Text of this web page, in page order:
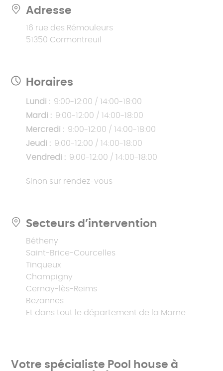
Adresse
16 rue des Rémouleurs
51350 Cormontreuil
Horaires
Lundi : 9:00-12:00 / 14:00-18:00
Mardi : 9:00-12:00 / 14:00-18:00
Mercredi : 9:00-12:00 / 14:00-18:00
Jeudi : 9:00-12:00 / 14:00-18:00
Vendredi : 9:00-12:00 / 14:00-18:00
Sinon sur rendez-vous
Secteurs d’intervention
Bétheny
Saint-Brice-Courcelles
Tinqueux
Champigny
Cernay-lès-Reims
Bezannes
Et dans tout le département de la Marne
Votre spécialiste Pool house à